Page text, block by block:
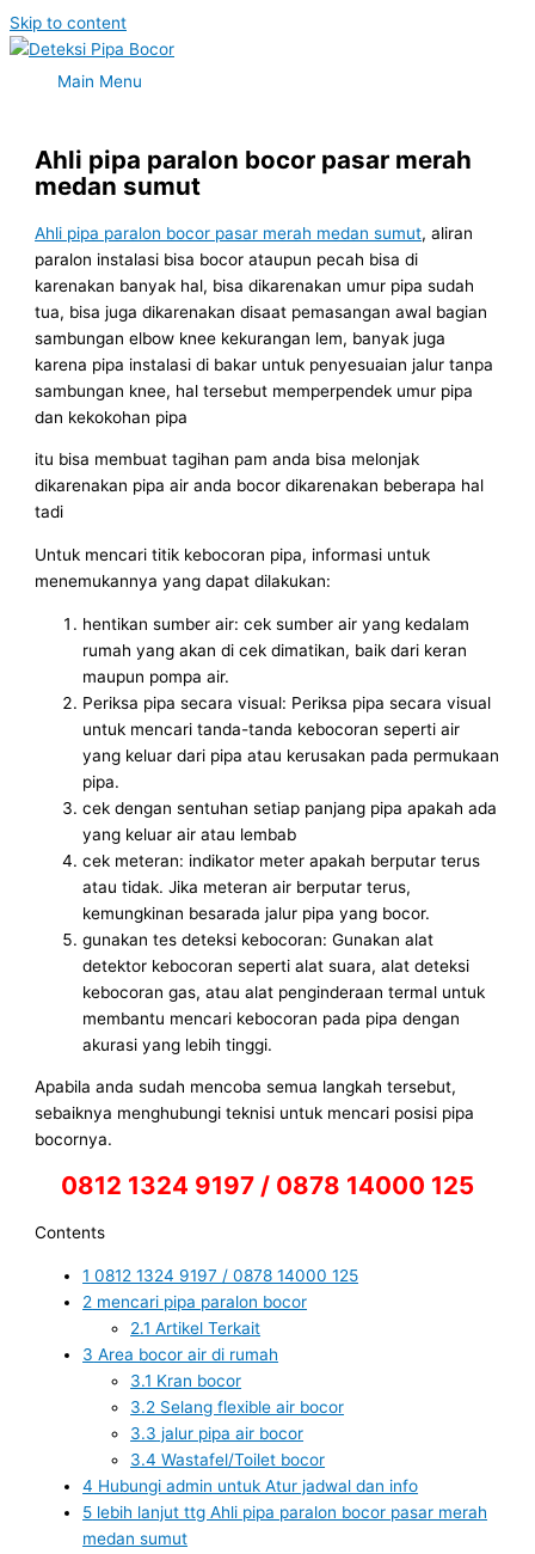
Skip to content
Main Menu
Ahli pipa paralon bocor pasar merah
medan sumut
Ahli pipa paralon bocor pasar merah medan sumut, aliran
paralon instalasi bisa bocor ataupun pecah bisa di
karenakan banyak hal, bisa dikarenakan umur pipa sudah
tua, bisa juga dikarenakan disaat pemasangan awal bagian
sambungan elbow knee kekurangan lem, banyak juga
karena pipa instalasi di bakar untuk penyesuaian jalur tanpa
sambungan knee, hal tersebut memperpendek umur pipa
dan kekokohan pipa
itu bisa membuat tagihan pam anda bisa melonjak
dikarenakan pipa air anda bocor dikarenakan beberapa hal
tadi
Untuk mencari titik kebocoran pipa, informasi untuk
menemukannya yang dapat dilakukan:
hentikan sumber air: cek sumber air yang kedalam
rumah yang akan di cek dimatikan, baik dari keran
maupun pompa air.
Periksa pipa secara visual: Periksa pipa secara visual
untuk mencari tanda-tanda kebocoran seperti air
yang keluar dari pipa atau kerusakan pada permukaan
pipa.
cek dengan sentuhan setiap panjang pipa apakah ada
yang keluar air atau lembab
cek meteran: indikator meter apakah berputar terus
atau tidak. Jika meteran air berputar terus,
kemungkinan besarada jalur pipa yang bocor.
gunakan tes deteksi kebocoran: Gunakan alat
detektor kebocoran seperti alat suara, alat deteksi
kebocoran gas, atau alat penginderaan termal untuk
membantu mencari kebocoran pada pipa dengan
akurasi yang lebih tinggi.
Apabila anda sudah mencoba semua langkah tersebut,
sebaiknya menghubungi teknisi untuk mencari posisi pipa
bocornya.
0812 1324 9197 / 0878 14000 125
Contents
1 0812 1324 9197 / 0878 14000 125
2 mencari pipa paralon bocor
2.1 Artikel Terkait
3 Area bocor air di rumah
3.1 Kran bocor
3.2 Selang flexible air bocor
3.3 jalur pipa air bocor
3.4 Wastafel/Toilet bocor
4 Hubungi admin untuk Atur jadwal dan info
5 lebih lanjut ttg Ahli pipa paralon bocor pasar merah
medan sumut